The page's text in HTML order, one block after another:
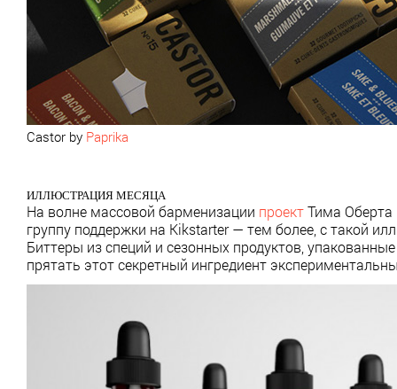
Castor by Paprika
ИЛЛЮСТРАЦИЯ МЕСЯЦА
На волне массовой барменизации проектТима Оберта
группу поддержки на Kikstarter — тем более, с такой
Биттеры из специй и сезонных продуктов,
прятать этот секретный ингредиент